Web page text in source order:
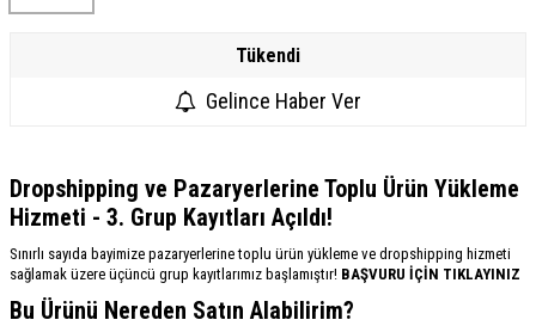
Tükendi
Gelince Haber Ver
Dropshipping ve Pazaryerlerine Toplu Ürün Yükleme
Hizmeti - 3. Grup Kayıtları Açıldı!
Sınırlı sayıda bayimize pazaryerlerine toplu ürün yükleme ve dropshipping hizmeti
sağlamak üzere üçüncü grup kayıtlarımız başlamıştır! BAŞVURU İÇİN TIKLAYINIZ
Bu Ürünü Nereden Satın Alabilirim?